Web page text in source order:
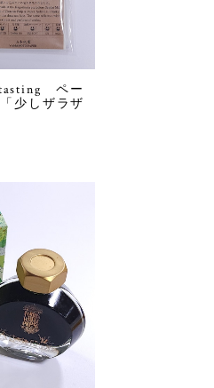
tasting ペー
少しザラザ